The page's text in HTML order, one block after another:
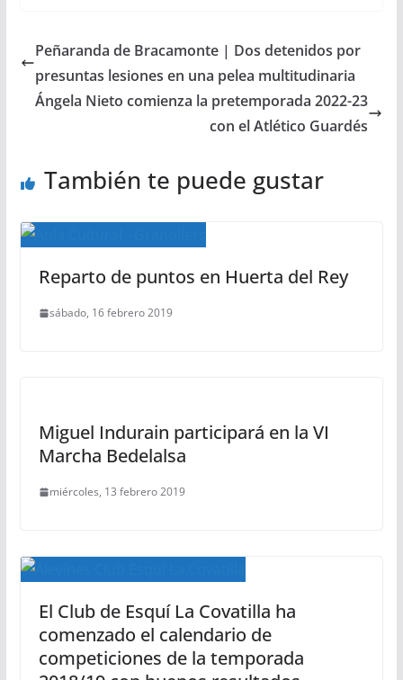
Peñaranda de Bracamonte | Dos detenidos por
presuntas lesiones en una pelea multitudinaria
Ángela Nieto comienza la pretemporada 2022-23
con el Atlético Guardés
También te puede gustar
Reparto de puntos en Huerta del Rey
sábado, 16 febrero 2019
Miguel Indurain participará en la VI
Marcha Bedelalsa
miércoles, 13 febrero 2019
El Club de Esquí La Covatilla ha
comenzado el calendario de
competiciones de la temporada